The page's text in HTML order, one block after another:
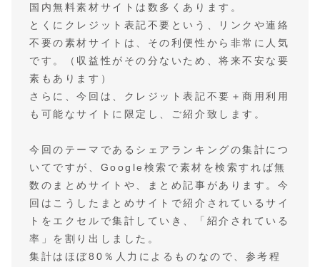
国内無料素材サイトは数多くあります。
とくにクレジット表記不要という、リンクや連絡
不要の素材サイトは、その利便性から非常に人気
です。（収益性がその分ないため、将来不安な要
素もあります）
さらに、今回は、クレジット表記不要＋商用利用
も可能なサイトに限定し、ご紹介致します。
今回のテーマであるシェアランキングの集計につ
いてですが、Google検索で素材を検索すれば無
数のまとめサイトや、まとめ記事があります。今
回はこうしたまとめサイトで紹介されているサイ
トをエクセルで集計していき、「紹介されている
率」を割り出しました。
集計はほぼ80％人力によるものなので、参考程